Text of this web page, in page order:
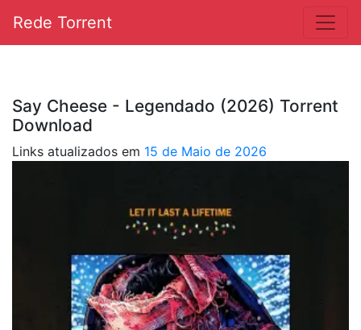
Rede Torrent
Say Cheese - Legendado (2026) Torrent
Download
Links atualizados em 15 de Maio de 2026